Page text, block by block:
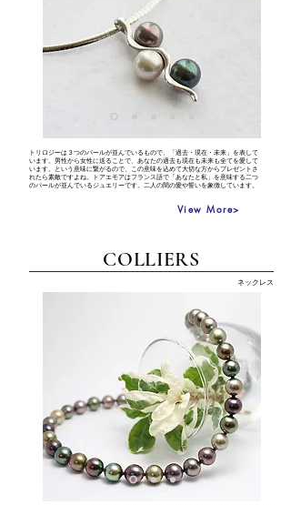
トリロジーは３つのパールが並んでいるもので、「過去・現在・未来」を表して
います。男性から女性に送ることで、あなたの過去も現在も未来も全てを愛して
います。という意味に繋がるので、この意味を込めて大切な方からプレゼントさ
れたら素敵ですよね。トアエモアはフランス語で「あなたと私」を意味する二つ
のパールが並んでいるジュエリーです。二人の間の愛や誓いを象徴しています。
View More>
​COLLIERS
ネックレス